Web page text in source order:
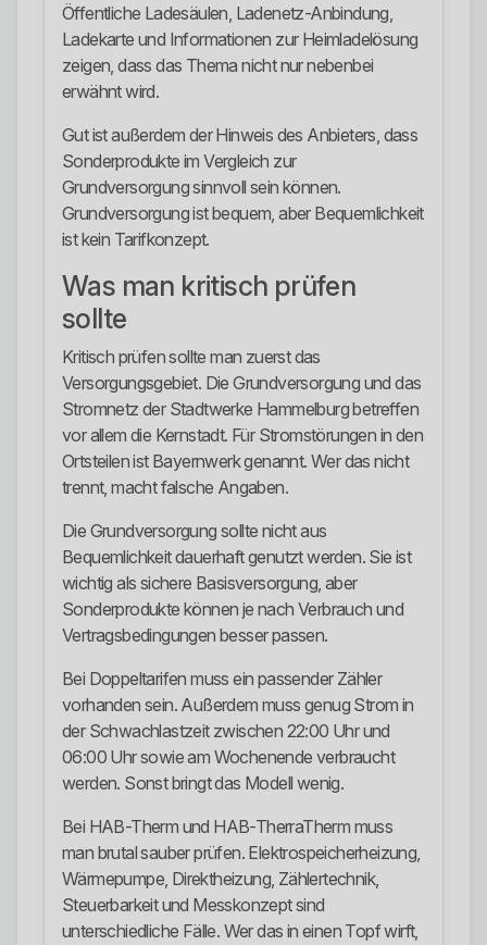
Öffentliche Ladesäulen, Ladenetz-Anbindung,
Ladekarte und Informationen zur Heimladelösung
zeigen, dass das Thema nicht nur nebenbei
erwähnt wird.
Gut ist außerdem der Hinweis des Anbieters, dass
Sonderprodukte im Vergleich zur
Grundversorgung sinnvoll sein können.
Grundversorgung ist bequem, aber Bequemlichkeit
ist kein Tarifkonzept.
Was man kritisch prüfen
sollte
Kritisch prüfen sollte man zuerst das
Versorgungsgebiet. Die Grundversorgung und das
Stromnetz der Stadtwerke Hammelburg betreffen
vor allem die Kernstadt. Für Stromstörungen in den
Ortsteilen ist Bayernwerk genannt. Wer das nicht
trennt, macht falsche Angaben.
Die Grundversorgung sollte nicht aus
Bequemlichkeit dauerhaft genutzt werden. Sie ist
wichtig als sichere Basisversorgung, aber
Sonderprodukte können je nach Verbrauch und
Vertragsbedingungen besser passen.
Bei Doppeltarifen muss ein passender Zähler
vorhanden sein. Außerdem muss genug Strom in
der Schwachlastzeit zwischen 22:00 Uhr und
06:00 Uhr sowie am Wochenende verbraucht
werden. Sonst bringt das Modell wenig.
Bei HAB-Therm und HAB-TherraTherm muss
man brutal sauber prüfen. Elektrospeicherheizung,
Wärmepumpe, Direktheizung, Zählertechnik,
Steuerbarkeit und Messkonzept sind
unterschiedliche Fälle. Wer das in einen Topf wirft,